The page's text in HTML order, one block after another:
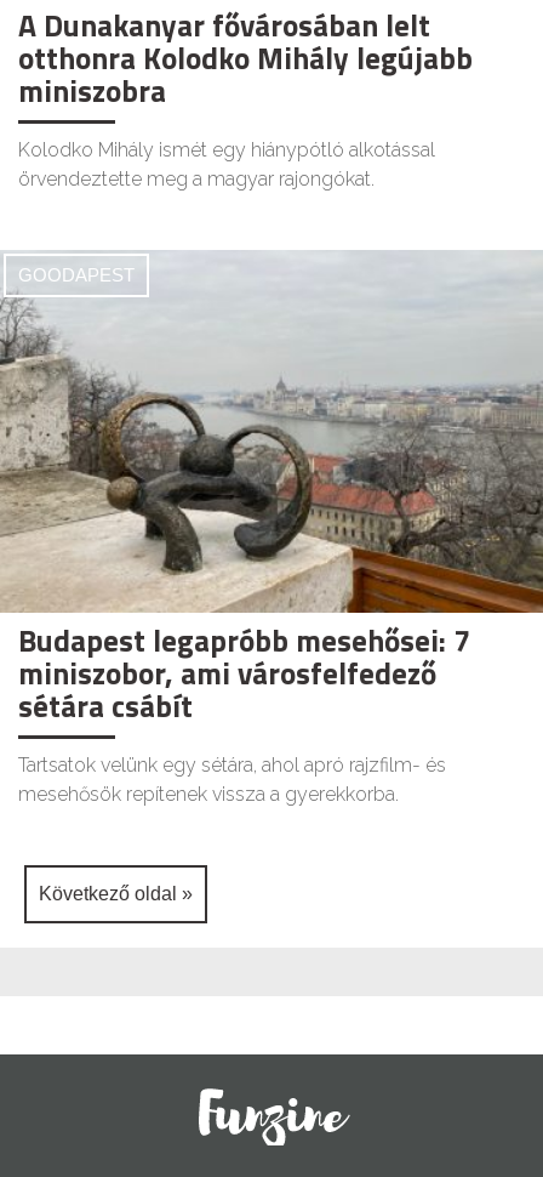
A Dunakanyar fővárosában lelt
otthonra Kolodko Mihály legújabb
miniszobra
Kolodko Mihály ismét egy hiánypótló alkotással
örvendeztette meg a magyar rajongókat.
GOODAPEST
Budapest legapróbb mesehősei: 7
miniszobor, ami városfelfedező
sétára csábít
Tartsatok velünk egy sétára, ahol apró rajzfilm- és
mesehősök repítenek vissza a gyerekkorba.
Következő oldal »